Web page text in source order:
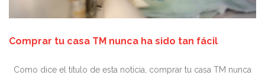
Comprar tu casa TM nunca ha sido tan fácil
Como dice el título de esta noticia, comprar tu casa TM nunca